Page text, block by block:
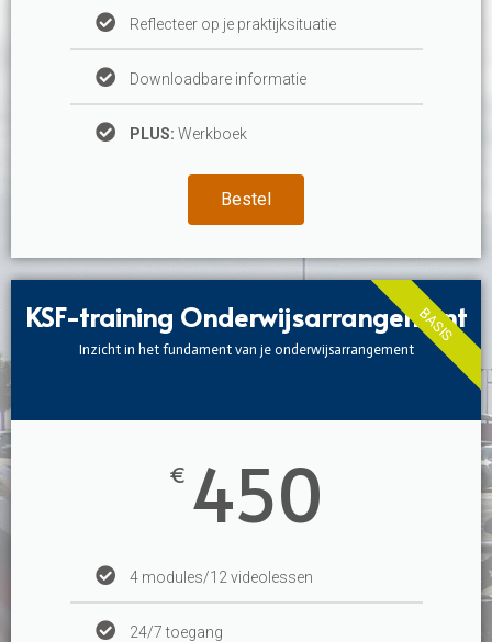
Reflecteer op je praktijksituatie
Downloadbare informatie
PLUS:Werkboek
Bestel
KSF-training Onderwijsarrangement
Inzicht in het fundament van je onderwijsarrangement
€ 450
4 modules/12 videolessen
24/7 toegang
BASIS